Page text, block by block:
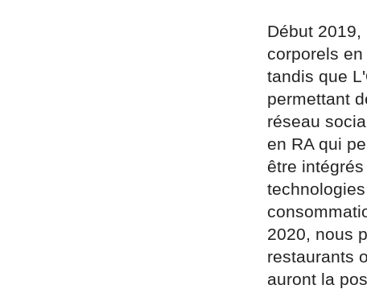
Début
corporels
tandis que
permettant
réseau
en RA qui
être
2020, nous
restaurants
auront la